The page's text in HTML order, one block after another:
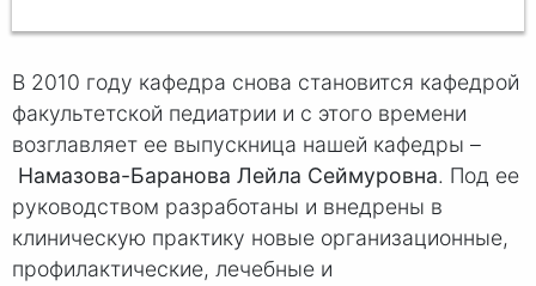
В 2010 году кафедра снова становится кафедрой
факультетской педиатрии и с этого времени
возглавляет ее выпускница нашей кафедры –
Намазова-Баранова Лейла Сеймуровна. Под ее
руководством разработаны и внедрены в
клиническую практику новые организационные,
профилактические, лечебные и